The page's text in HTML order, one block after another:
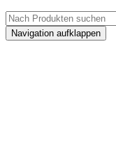
Navigation aufklappen